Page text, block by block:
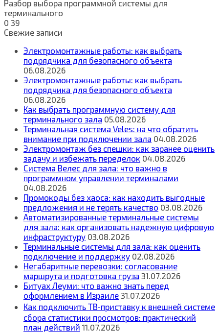
Разбор выбора программной системы для
терминального
0 39
Свежие записи
Электромонтажные работы: как выбрать
подрядчика для безопасного объекта
06.08.2026
Электромонтажные работы: как выбрать
подрядчика для безопасного объекта
06.08.2026
Как выбрать программную систему для
терминального зала 05.08.2026
Терминальная система Veles: на что обратить
внимание при подключении зала 04.08.2026
Электромонтаж без спешки: как заранее оценить
задачу и избежать переделок 04.08.2026
Система Велес для зала: что важно в
программном управлении терминалами
04.08.2026
Промокоды без хаоса: как находить выгодные
предложения и не терять качество 03.08.2026
Автоматизированные терминальные системы
для зала: как организовать надежную цифровую
инфраструктуру 03.08.2026
Терминальные системы для зала: как оценить
подключение и поддержку 02.08.2026
Негабаритные перевозки: согласование
маршрута и подготовка груза 31.07.2026
Битуах Леуми: что важно знать перед
оформлением в Израиле 31.07.2026
Как подключить ТВ‑приставку к внешней системе
сбора статистики просмотров: практический
план действий 11.07.2026